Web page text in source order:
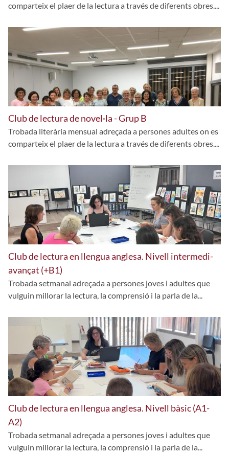
comparteix el plaer de la lectura a través de diferents obres....
Club de lectura de novel·la - Grup B
Trobada literària mensual adreçada a persones adultes on es
comparteix el plaer de la lectura a través de diferents obres....
Club de lectura en llengua anglesa. Nivell intermedi-
avançat (+B1)
Trobada setmanal adreçada a persones joves i adultes que
vulguin millorar la lectura, la comprensió i la parla de la...
Club de lectura en llengua anglesa. Nivell bàsic (A1-
A2)
Trobada setmanal adreçada a persones joves i adultes que
vulguin millorar la lectura, la comprensió i la parla de la...